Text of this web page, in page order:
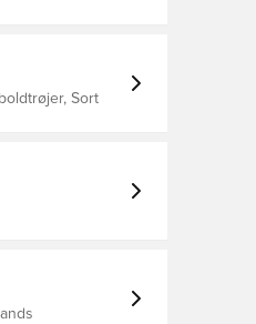
Ausschnitt:
Ärmel
Sort